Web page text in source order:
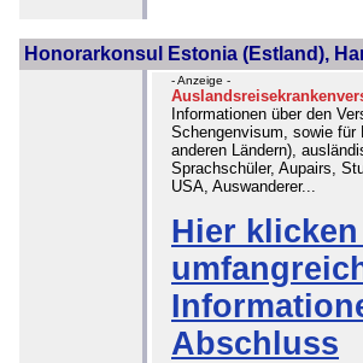
Honorarkonsul Estonia (Estland),
- Anzeige -
Informationen über den
Schengenvisum, sowie für
anderen Ländern),
Sprachschüler, Aupairs,
USA, Auswanderer...
Hier
Abschluss